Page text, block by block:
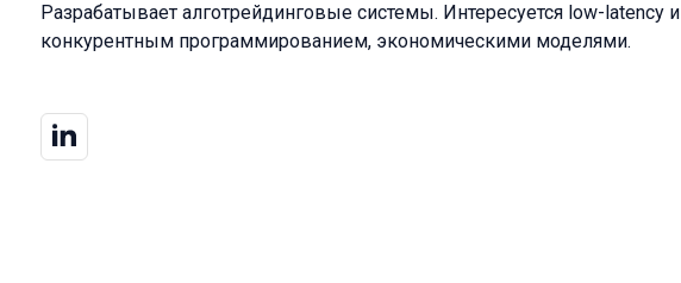
Разрабатывает алготрейдинговые системы. Интересуется low-latency и
конкурентным программированием, экономическими моделями.